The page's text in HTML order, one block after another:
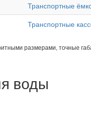
Транспортные
Транспортные
размерами, точные
воды